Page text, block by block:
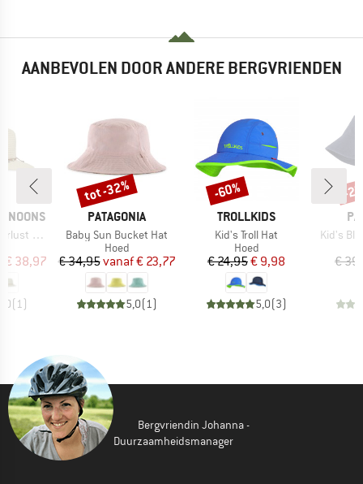
AANBEVOLEN DOOR ANDERE BERGVRIENDEN
Fedora
prijs
€ 38,97
( 1)
MERK
PATAGONIA
Artikel
Baby Sun Bucket Hat
Productgroep
Hoed
Prijs
€ 34,95 Verlaagde prijs
vanaf€ 23,77
5,0( 1)
Korting
tot -32%
MERK
TROLLKIDS
Artikel
Kid's Troll Hat
Productgroep
Hoed
Prijs
€ 24,95Verlaagde prijs
€ 9,98
5,0(3)
Korting
-60%
Artikel
Kid's
€
-
Bergvriendin Johanna -
Duurzaamheidsmanager